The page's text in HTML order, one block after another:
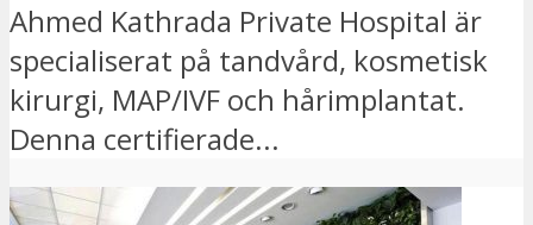
Ahmed Kathrada Private Hospital är
specialiserat på tandvård, kosmetisk
kirurgi, MAP/IVF och hårimplantat.
Denna certifierade...